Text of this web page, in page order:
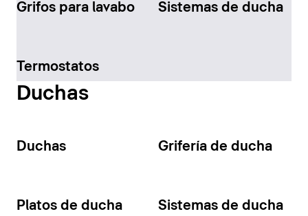
Grifos para lavabo Sistemas de ducha
Termostatos
Duchas
Duchas Grifería de ducha
Platos de ducha Sistemas de ducha